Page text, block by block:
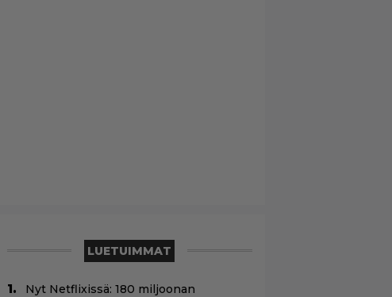
LUETUIMMAT
Nyt Netflixissä: 180 miljoonan